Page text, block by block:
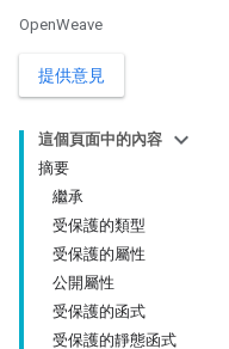
OpenWeave
提供意見
這個頁面中的內容
摘要
繼承
受保護的類型
受保護的屬性
公開屬性
受保護的函式
受保護的靜態函式